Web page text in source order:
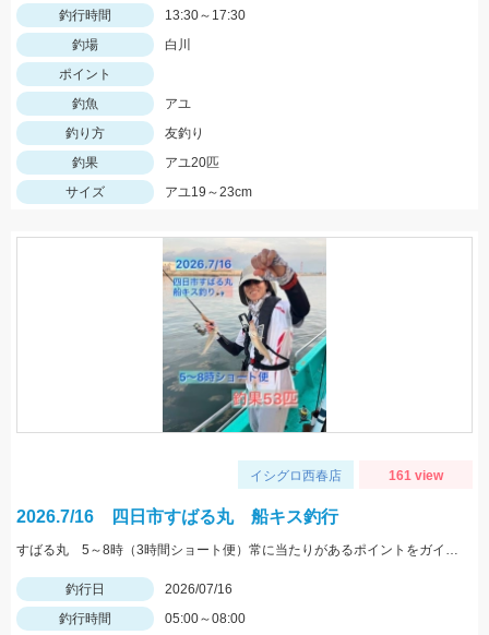
釣行時間
13:30～17:30
釣場
白川
ポイント
釣魚
アユ
釣り方
友釣り
釣果
アユ20匹
サイズ
アユ19～23cm
イシグロ西春店 161 view
2026.7/16 四日市すばる丸 船キス釣行
すばる丸 5～8時（3時間ショート便）常に当たりがあるポイントをガイドして頂きました♪
釣行日
2026/07/16
釣行時間
05:00～08:00